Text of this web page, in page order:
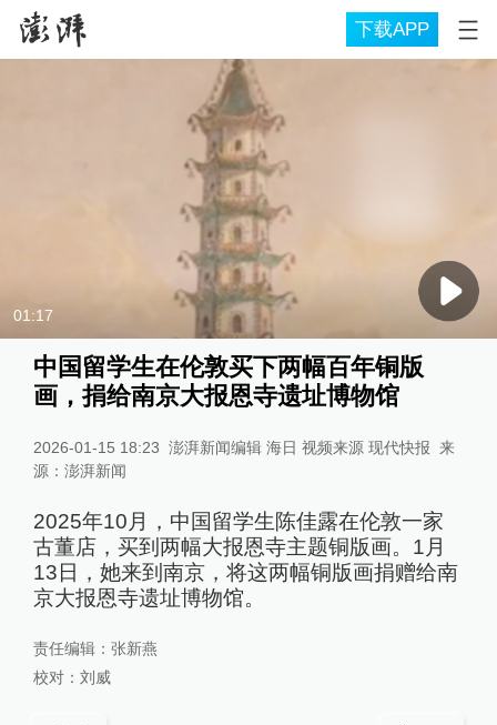
下载APP
01:17
中国留学生在伦敦买下两幅百年铜版
画，捐给南京大报恩寺遗址博物馆
2026-01-15 18:23 澎湃新闻编辑 海日 视频来源 现代快报 来
源： 澎湃新闻
2025年10月，中国留学生陈佳露在伦敦一家
古董店，买到两幅大报恩寺主题铜版画。1月
13日，她来到南京，将这两幅铜版画捐赠给南
京大报恩寺遗址博物馆。
责任编辑： 张新燕
校对： 刘威